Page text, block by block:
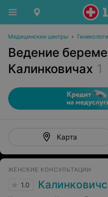
Медицинские центры •
Ведение
Калинковичах 1
Карта
ЖЕНСКИЕ КОНСУЛЬТАЦИИ
1.0